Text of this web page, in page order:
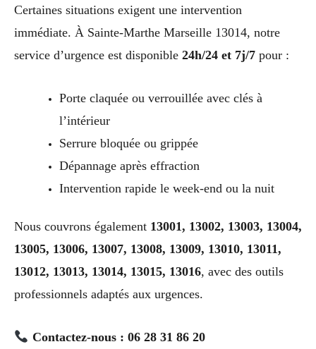
Certaines situations exigent une intervention
immédiate. À Sainte-Marthe Marseille 13014, notre
service d’urgence est disponible 24h/24 et 7j/7 pour :
Porte claquée ou verrouillée avec clés à
l’intérieur
Serrure bloquée ou grippée
Dépannage après effraction
Intervention rapide le week-end ou la nuit
Nous couvrons également 13001, 13002, 13003, 13004,
13005, 13006, 13007, 13008, 13009, 13010, 13011,
13012, 13013, 13014, 13015, 13016, avec des outils
professionnels adaptés aux urgences.
Contactez-nous : 06 28 31 86 20